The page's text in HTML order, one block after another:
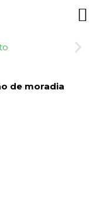
de moradia